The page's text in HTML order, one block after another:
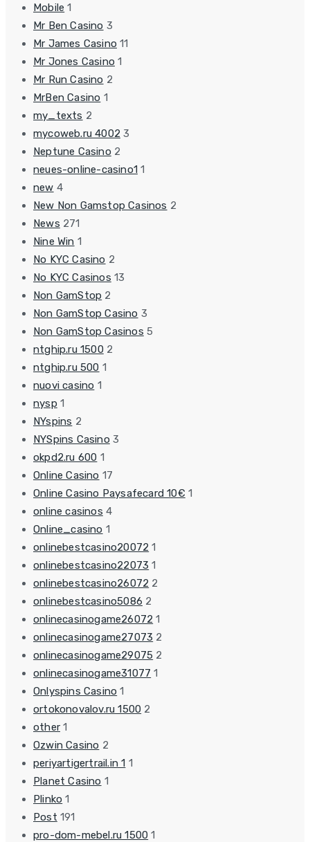
Mobile 1
Mr Ben Casino 3
Mr James Casino 11
Mr Jones Casino 1
Mr Run Casino 2
MrBen Casino 1
my_texts 2
mycoweb.ru 4002 3
Neptune Casino 2
neues-online-casino1 1
new 4
New Non Gamstop Casinos 2
News 271
Nine Win 1
No KYC Casino 2
No KYC Casinos 13
Non GamStop 2
Non GamStop Casino 3
Non GamStop Casinos 5
ntghip.ru 1500 2
ntghip.ru 500 1
nuovi casino 1
nysp 1
NYspins 2
NYSpins Casino 3
okpd2.ru 600 1
Online Casino 17
Online Casino Paysafecard 10€ 1
online casinos 4
Online_casino 1
onlinebestcasino20072 1
onlinebestcasino22073 1
onlinebestcasino26072 2
onlinebestcasino5086 2
onlinecasinogame26072 1
onlinecasinogame27073 2
onlinecasinogame29075 2
onlinecasinogame31077 1
Onlyspins Casino 1
ortokonovalov.ru 1500 2
other 1
Ozwin Casino 2
periyartigertrail.in 1 1
Planet Casino 1
Plinko 1
Post 191
pro-dom-mebel.ru 1500 1